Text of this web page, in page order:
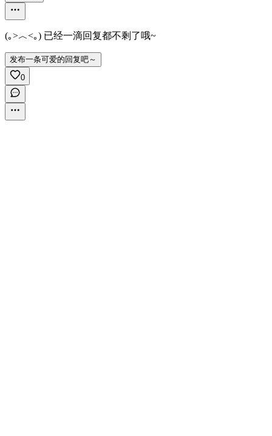
(｡>︿<｡) 已经一滴回复都不剩了哦~
发布一条可爱的回复吧～
0